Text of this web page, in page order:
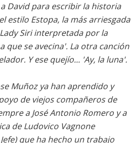
David para escribir la historia
estilo Estopa, la más arriesgada
Siri interpretada por la
que se avecina'. La otra canción
Y ese quejío... 'Ay, la luna'.
Muñoz ya han aprendido y
de viejos compañeros de
a José Antonio Romero y a
de Ludovico Vagnone
que ha hecho un trabajo